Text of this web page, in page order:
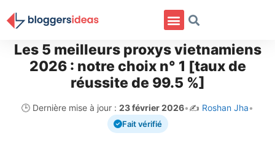
Les 5 meilleurs proxys vietnamiens
2026 : notre choix n° 1 [taux de
réussite de 99.5 %]
🕒 Dernière mise à jour : 23 février 2026•✍️ Roshan Jha•
Fait vérifié